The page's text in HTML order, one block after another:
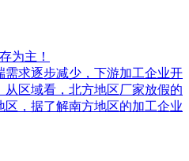
为主！
需求逐步减少，下游加工企业开
从区域看，北方地区厂家放假的
区，据了解南方地区的加工企业